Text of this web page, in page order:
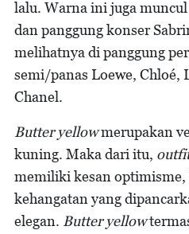
lalu. Warna ini juga
dan panggung konser
melihatnya di panggung
semi/panas Loewe, Chloé,
Chanel.
Butter yellowmerupakan
kuning. Maka dari itu,
memiliki kesan optimisme,
kehangatan yang
elegan. Butter yellow